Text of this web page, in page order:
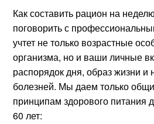
Как составить рацион на
поговорить с
учтет не только возрастные
организма, но и ваши личные
распорядок дня, образ жизни и
болезней. Мы даем только
принципам здорового питания
60 лет: